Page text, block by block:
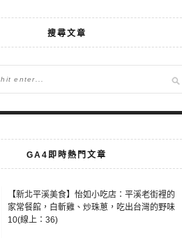
搜尋文章
GA4即時熱門文章
【新北平溪美食】怡如小吃店：平溪老街裡的
家常餐館，白斬雞、炒珠蔥，吃出台灣的野味
10(線上：36)